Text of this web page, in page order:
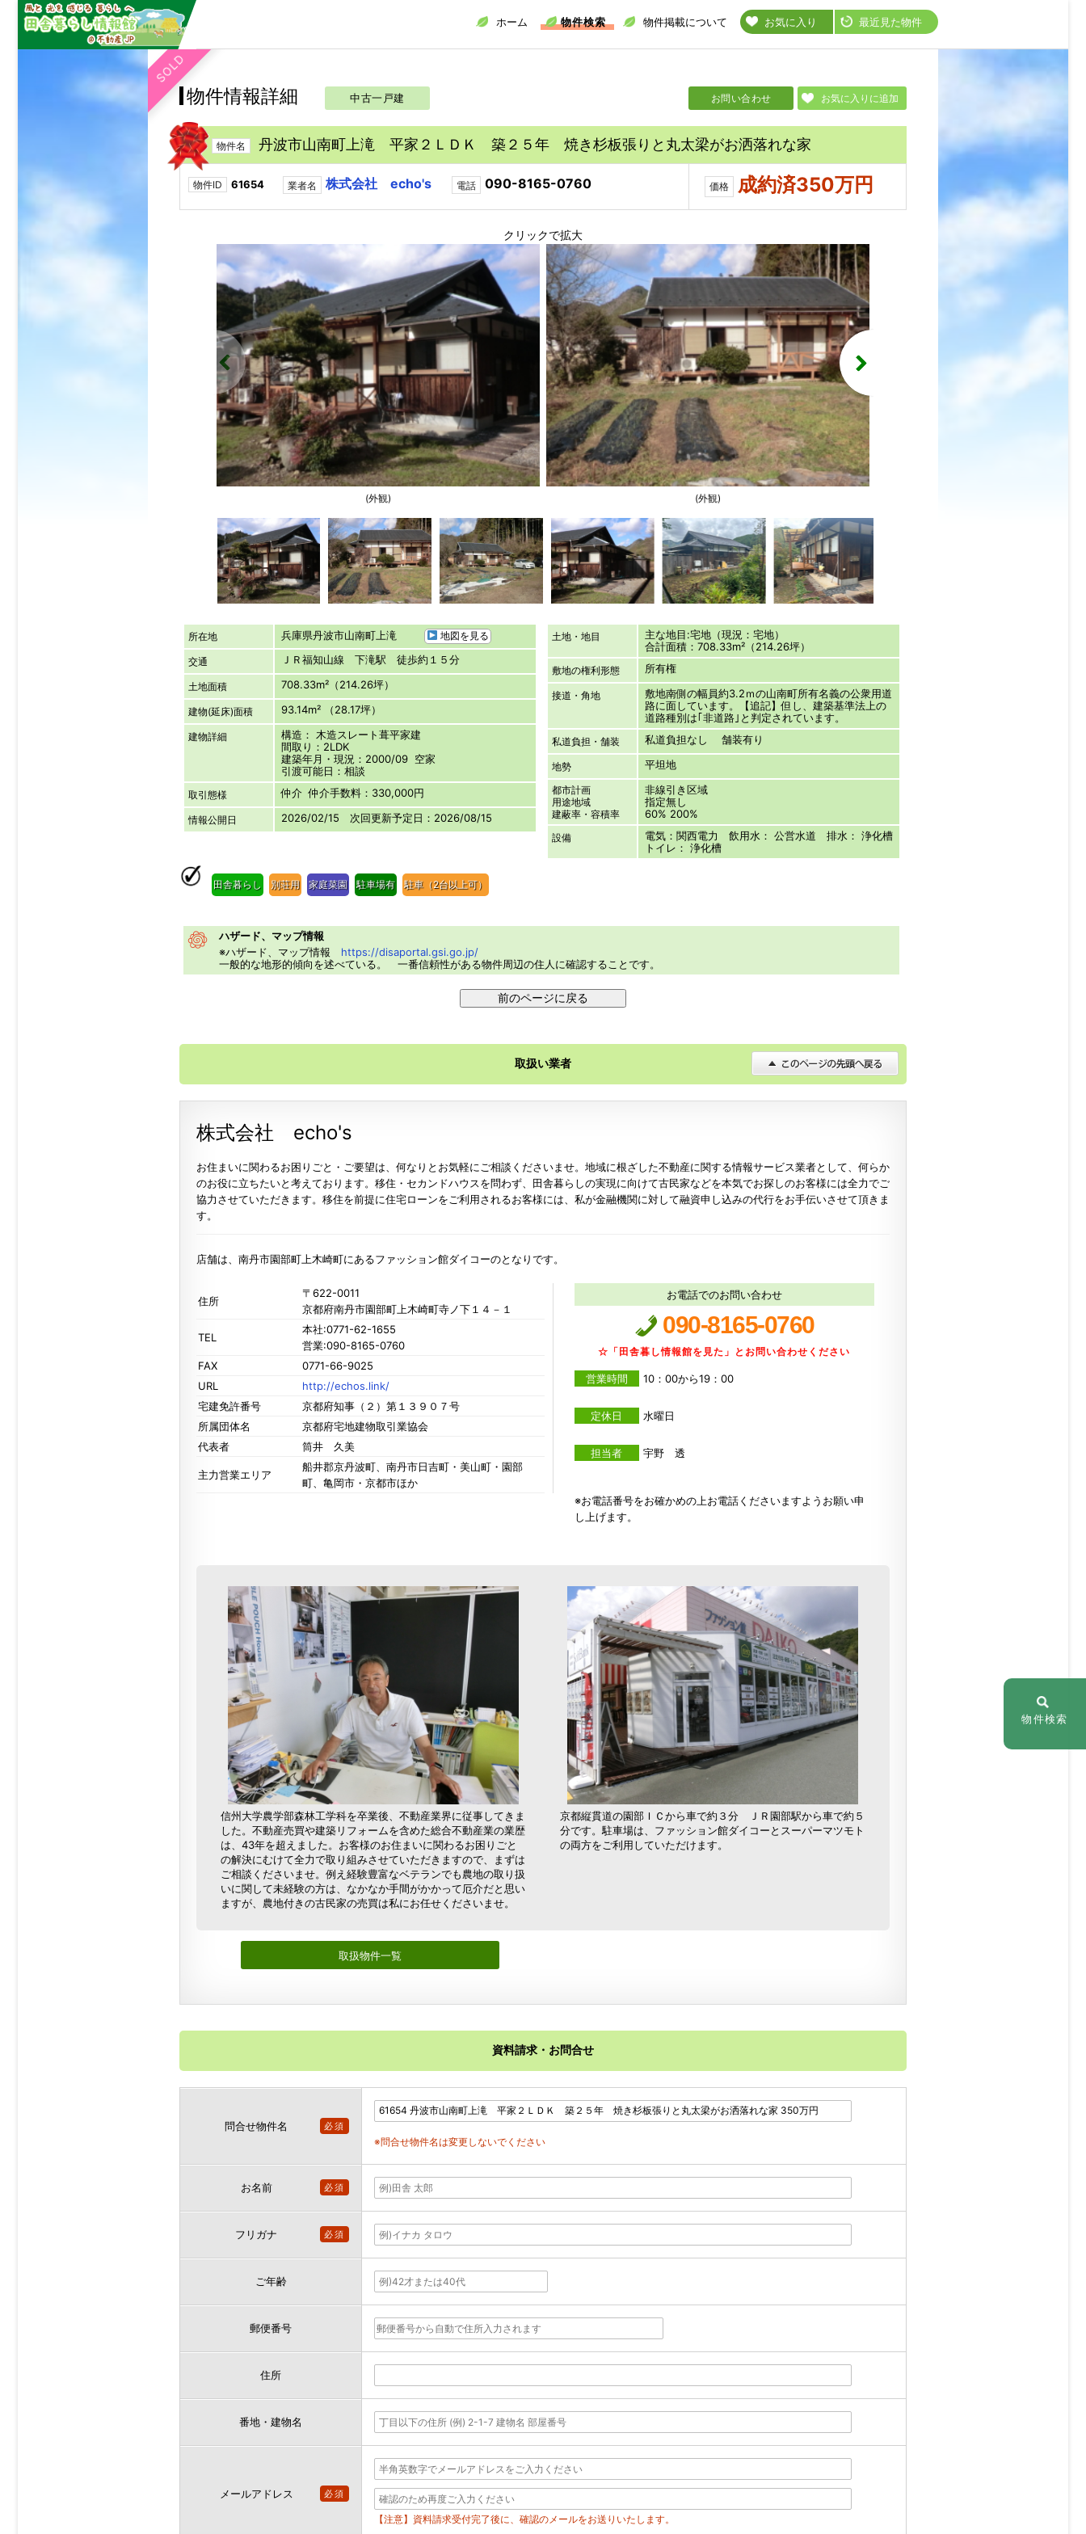
ホーム 物件検索 物件掲載について お気に入り 最近見た物件
SOLD
物件情報詳細 中古一戸建 お気に入りに追加
お問い合わせ
物件名 丹波市山南町上滝 平家２ＬＤＫ 築２５年 焼き杉板張りと丸太梁がお洒落れな家
物件ID 61654 業者名 株式会社 echo's 電話 090-8165-0760 価格 成約済350万円
クリックで拡大
(外観) (外観)
所在地 兵庫県丹波市山南町上滝 地図を見る
交通 ＪＲ福知山線 下滝駅 徒歩約１５分
土地面積 708.33m²（214.26坪）
建物(延床)面積 93.14m² （28.17坪）
建物詳細
構造： 木造スレート葺平家建
間取り：2LDK
建築年月・現況：2000/09 空家
引渡可能日：相談
取引態様 仲介 仲介手数料：330,000円
情報公開日 2026/02/15 次回更新予定日：2026/08/15
土地・地目
主な地目:宅地（現況：宅地）
合計面積：708.33m²（214.26坪）
敷地の権利形態 所有権
接道・角地
敷地南側の幅員約3.2ｍの山南町所有名義の公衆用道
路に面しています。【追記】但し、建築基準法上の
道路種別は｢非道路｣と判定されています。
私道負担・舗装 私道負担なし 舗装有り
地勢 平坦地
都市計画
用途地域
建蔽率・容積率
非線引き区域
指定無し
60% 200%
設備
電気：関西電力 飲用水： 公営水道 排水： 浄化槽
トイレ： 浄化槽
田舎暮らし 別荘用 家庭菜園 駐車場有 駐車（2台以上可）
ハザード、マップ情報
※ハザード、マップ情報 https://disaportal.gsi.go.jp/
一般的な地形的傾向を述べている。 一番信頼性がある物件周辺の住人に確認することです。
取扱い業者
株式会社 echo's
お住まいに関わるお困りごと・ご要望は、何なりとお気軽にご相談くださいませ。地域に根ざした不動産に関する情報サービス業者として、何らか
のお役に立ちたいと考えております。移住・セカンドハウスを問わず、田舎暮らしの実現に向けて古民家などを本気でお探しのお客様には全力でご
協力させていただきます。移住を前提に住宅ローンをご利用されるお客様には、私が金融機関に対して融資申し込みの代行をお手伝いさせて頂きま
す。
店舗は、南丹市園部町上木崎町にあるファッション館ダイコーのとなりです。
住所
〒622-0011
京都府南丹市園部町上木崎町寺ノ下１４－１
TEL
本社:0771-62-1655
営業:090-8165-0760
FAX
0771-66-9025
URL
http://echos.link/
宅建免許番号
京都府知事（２）第１３９０７号
所属団体名
京都府宅地建物取引業協会
代表者
筒井 久美
主力営業エリア
船井郡京丹波町、南丹市日吉町・美山町・園部
町、亀岡市・京都市ほか
お電話でのお問い合わせ
090-8165-0760
☆「田舎暮し情報館を見た」とお問い合わせください
営業時間 10：00から19：00
定休日 水曜日
担当者 宇野 透
※お電話番号をお確かめの上お電話くださいますようお願い申
し上げます。
信州大学農学部森林工学科を卒業後、不動産業界に従事してきま
した。不動産売買や建築リフォームを含めた総合不動産業の業歴
は、43年を超えました。お客様のお住まいに関わるお困りごと
の解決にむけて全力で取り組みさせていただきますので、まずは
ご相談くださいませ。例え経験豊富なベテランでも農地の取り扱
いに関して未経験の方は、なかなか手間がかかって厄介だと思い
ますが、農地付きの古民家の売買は私にお任せくださいませ。
京都縦貫道の園部ＩＣから車で約３分 ＪＲ園部駅から車で約５
分です。駐車場は、ファッション館ダイコーとスーパーマツモト
の両方をご利用していただけます。
取扱物件一覧
資料請求・お問合せ
問合せ物件名 必須
※問合せ物件名は変更しないでください
お名前 必須
フリガナ 必須
ご年齢
郵便番号
住所
番地・建物名
メールアドレス 必須
【注意】資料請求受付完了後に、確認のメールをお送りいたします。
物件検索